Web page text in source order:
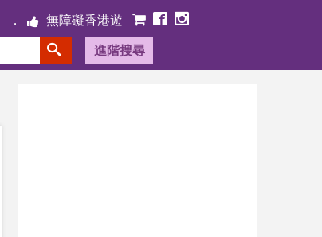
無障礙香港遊
進階搜尋